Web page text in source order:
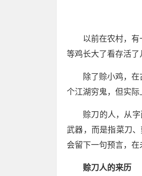
以前在农村，有
等鸡长大了看存活了
除了赊小鸡，
个江湖穷鬼，但实际
赊刀的人，从
武器，而是指菜刀
会留下一句预言，在
赊刀人的来历